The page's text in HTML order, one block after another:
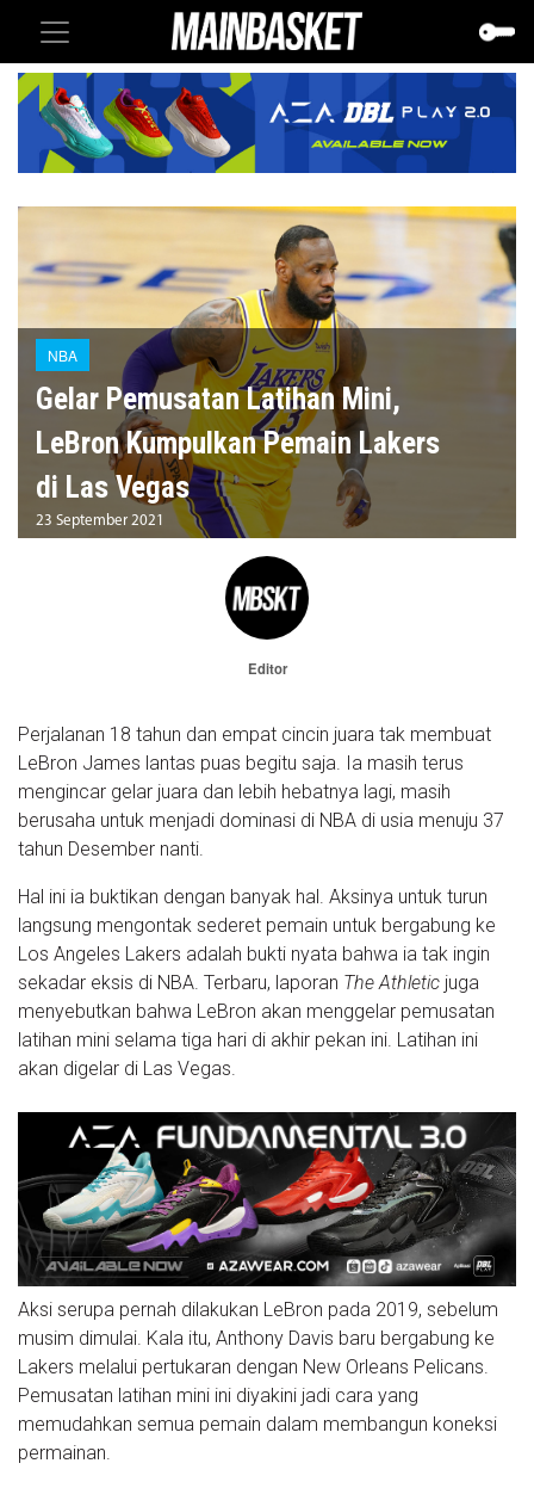
NBA
Gelar Pemusatan Latihan Mini,
LeBron Kumpulkan Pemain Lakers
di Las Vegas
23 September 2021
Editor
Perjalanan 18 tahun dan empat cincin juara tak membuat
LeBron James lantas puas begitu saja. Ia masih terus
mengincar gelar juara dan lebih hebatnya lagi, masih
berusaha untuk menjadi dominasi di NBA di usia menuju 37
tahun Desember nanti.
Hal ini ia buktikan dengan banyak hal. Aksinya untuk turun
langsung mengontak sederet pemain untuk bergabung ke
Los Angeles Lakers adalah bukti nyata bahwa ia tak ingin
sekadar eksis di NBA. Terbaru, laporan The Athletic juga
menyebutkan bahwa LeBron akan menggelar pemusatan
latihan mini selama tiga hari di akhir pekan ini. Latihan ini
akan digelar di Las Vegas.
Aksi serupa pernah dilakukan LeBron pada 2019, sebelum
musim dimulai. Kala itu, Anthony Davis baru bergabung ke
Lakers melalui pertukaran dengan New Orleans Pelicans.
Pemusatan latihan mini ini diyakini jadi cara yang
memudahkan semua pemain dalam membangun koneksi
permainan.